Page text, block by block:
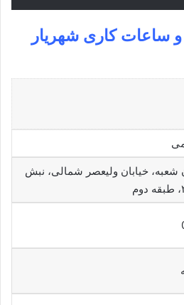
ساعات کاری شهریار
شعبه، خیابان ولیعصر شمالی، نبش